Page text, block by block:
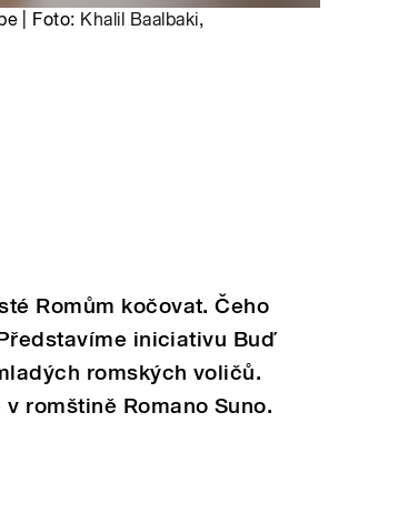
| Foto: Khalil Baalbaki,
Romům kočovat. Čeho
iniciativu Buď
romských voličů.
romštině Romano Suno.